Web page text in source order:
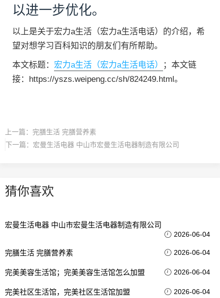
以进一步优化。
以上是关于宏力a生活（宏力a生活电话）的介绍，希
望对想学习百科知识的朋友们有所帮助。
本文标题： 宏力a生活（宏力a生活电话）
；本文链
接：https://yszs.weipeng.cc/sh/824249.html。
上一篇： 完膳生活 完膳营养素
下一篇： 宏曼生活电器 中山市宏曼生活电器制造有限公司
猜你喜欢
宏曼生活电器 中山市宏曼生活电器制造有限公司
2026-06-04
完膳生活 完膳营养素 2026-06-04
完美美容生活馆；完美美容生活馆怎么加盟 2026-06-04
完美社区生活馆，完美社区生活馆加盟 2026-06-04